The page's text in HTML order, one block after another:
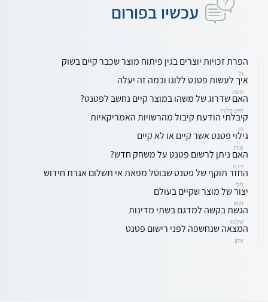
עכשיו בפורום
הפרת זכויות יוצרים בגין פיתוח מוצר שכבר קיים בשוק
גל
איך לעשות פטנט ללוגו וכמה זה יעלה
סשה
האם שדרוג של משהו במוצר קיים נחשב לפטנט?
חיים פלורי
קיבלתי הודעת קיבול מהרשויות האמריקאיות
רון
גילוי פטנט אשר קיים או לא קיים
מירן
האם ניתן לרשום פטנט על משחק חדש?
רינת
החזר תוקף של פטנט שבוטל מפאת אי תשלום אגרת חידוש
לילי
יצור של מוצר שקיים בעולם
eizi
הגשת בקשה למדגם בשתי מדינות
שלומי
המצאה שנחשפה לפני רישום פטנט
אלון